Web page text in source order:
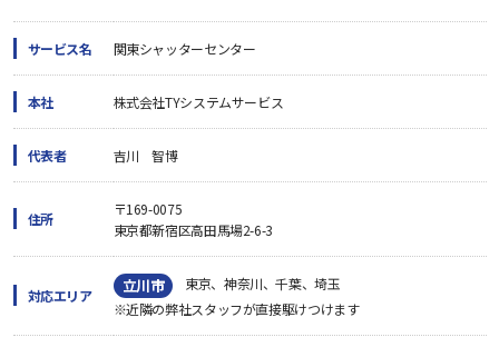
サービス名 関東シャッターセンター
本社 株式会社TYシステムサービス
代表者 吉川 智博
住所
〒169-0075
東京都新宿区高田馬場2-6-3
対応エリア 立川市
東京、神奈川、千葉、埼玉
※近隣の弊社スタッフが直接駆けつけます